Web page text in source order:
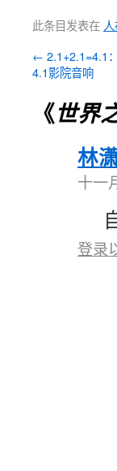
此条目发表在
← 2.1+2.1=4.1
4.1影院音响
《世界
林
十一
登录